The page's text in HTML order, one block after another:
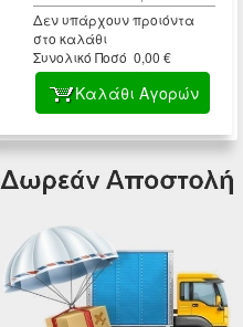
Δεν υπάρχουν προιόντα
στο καλάθι
Συνολικό Ποσό 0,00 €
Καλάθι Αγορών